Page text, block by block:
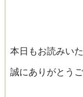
本日もお読みい
誠にありがとう